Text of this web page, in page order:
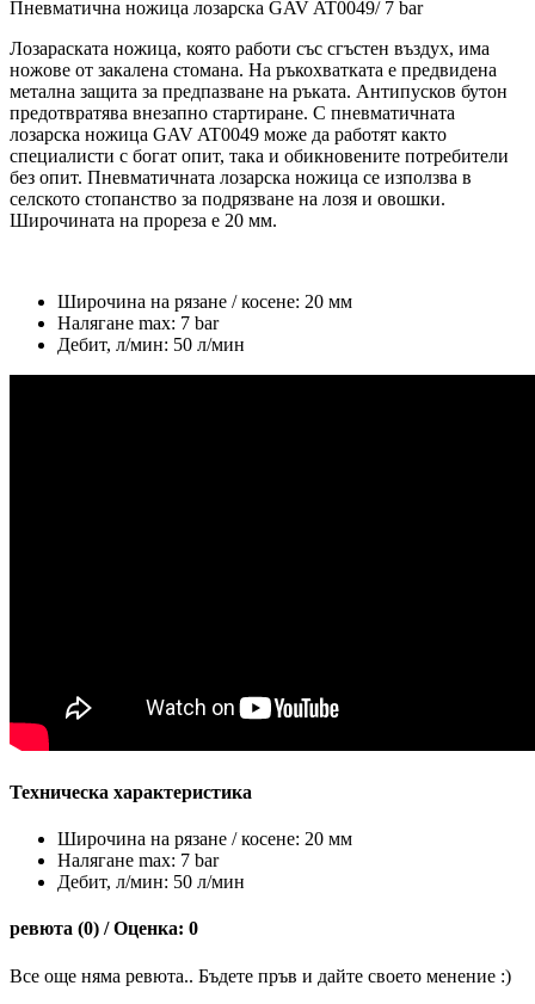
Пневматична ножица лозарска GAV AT0049/ 7 bar
Лозараската ножица, която работи със сгъстен въздух, има
ножове от закалена стомана. На ръкохватката е предвидена
метална защита за предпазване на ръката. Антипусков бутон
предотвратява внезапно стартиране. С пневматичната
лозарска ножица GAV AT0049 може да работят както
специалисти с богат опит, така и обикновените потребители
без опит. Пневматичната лозарска ножица се използва в
селското стопанство за подрязване на лозя и овошки.
Широчината на прореза е 20 мм.
Широчина на рязане / косене: 20 мм
Налягане max: 7 bar
Дебит, л/мин: 50 л/мин
Техническа характеристика
Широчина на рязане / косене: 20 мм
Налягане max: 7 bar
Дебит, л/мин: 50 л/мин
ревюта (0) / Оценка: 0
Все още няма ревюта.. Бъдете пръв и дайте своето менение :)